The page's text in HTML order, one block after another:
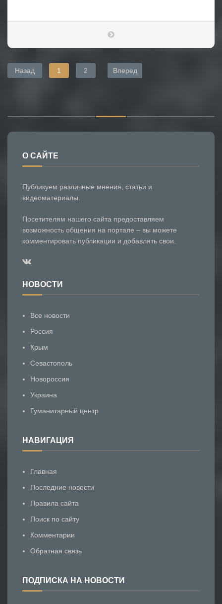
Назад 1 2 Вперед
О САЙТЕ
Публикуем различные мнения, статьи и
видеоматериалы.
Посетителям нашего сайта предоставляем
возможность общения на портале – вы можете
комментировать публикации и добавлять свои.
НОВОСТИ
Все новости
Россия
Крым
Севастополь
Новороссия
Украина
Гуманитарный центр
НАВИГАЦИЯ
Главная
Последние новости
Правила сайта
Поиск по сайту
Комментарии
Обратная связь
ПОДПИСКА НА НОВОСТИ